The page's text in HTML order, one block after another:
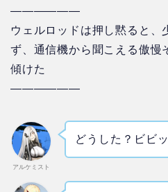
——————
ウェルロッドは押し黙ると、
ず、通信機から聞こえる傲慢
傾けた
——————
アルケミスト
どうした？ビビ